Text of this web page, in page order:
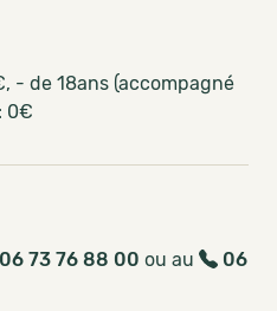
- de 18ans (accompagné
0€
06 73 76 88 00 ou au
06